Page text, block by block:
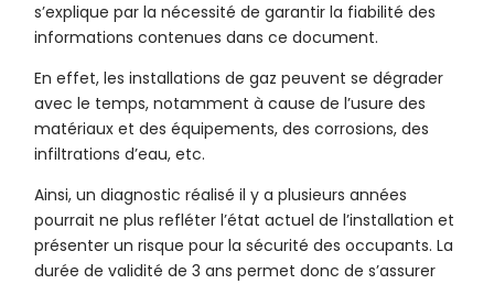
s’explique par la nécessité de garantir la fiabilité des
informations contenues dans ce document.
En effet, les installations de gaz peuvent se dégrader
avec le temps, notamment à cause de l’usure des
matériaux et des équipements, des corrosions, des
infiltrations d’eau, etc.
Ainsi, un diagnostic réalisé il y a plusieurs années
pourrait ne plus refléter l’état actuel de l’installation et
présenter un risque pour la sécurité des occupants. La
durée de validité de 3 ans permet donc de s’assurer